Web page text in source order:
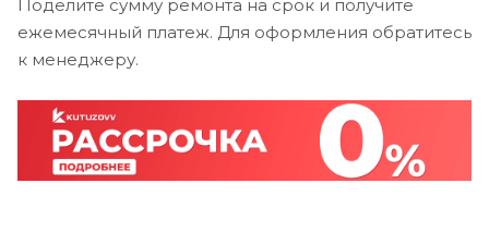
Поделите сумму ремонта на срок и получите
ежемесячный платеж. Для оформления обратитесь
к менеджеру.